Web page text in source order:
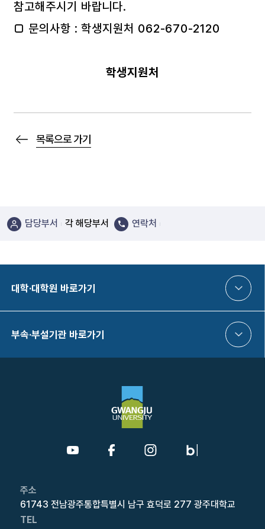
참고해주시기 바랍니다.
□ 문의사항 : 학생지원처 062-670-2120
학생지원처
목록으로 가기
담당부서 각 해당부서 연락처
대학·대학원 바로가기
부속·부설기관 바로가기
주소
61743 전남광주통합특별시 남구 효덕로 277 광주대학교
TEL